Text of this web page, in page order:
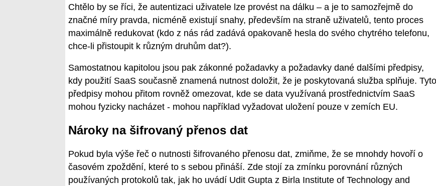
Chtělo by se říci, že autentizaci uživatele lze provést na dálku – a je to samozřejmě do
značné míry pravda, nicméně existují snahy, především na straně uživatelů, tento proces
maximálně redukovat (kdo z nás rád zadává opakovaně hesla do svého chytrého telefonu,
chce-li přistoupit k různým druhům dat?).
Samostatnou kapitolou jsou pak zákonné požadavky a požadavky dané dalšími předpisy,
kdy použití SaaS současně znamená nutnost doložit, že je poskytovaná služba splňuje. Tyto
předpisy mohou přitom rovněž omezovat, kde se data využívaná prostřednictvím SaaS
mohou fyzicky nacházet - mohou například vyžadovat uložení pouze v zemích EU.
Nároky na šifrovaný přenos dat
Pokud byla výše řeč o nutnosti šifrovaného přenosu dat, zmiňme, že se mnohdy hovoří o
časovém zpoždění, které to s sebou přináší. Zde stojí za zmínku porovnání různých
používaných protokolů tak, jak ho uvádí Udit Gupta z Birla Institute of Technology and